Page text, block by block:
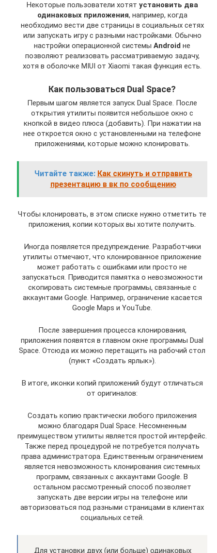
Некоторые пользователи хотят установить два
одинаковых приложения, например, когда
необходимо вести две страницы в социальных сетях
или запускать игру с разными настройками. Обычно
настройки операционной системы Android не
позволяют реализовать рассматриваемую задачу,
хотя в оболочке MIUI от Xiaomi такая функция есть.
Как пользоваться Dual Space?
Первым шагом является запуск Dual Space. После
открытия утилиты появится небольшое окно с
кнопкой в видео плюса (добавить). При нажатии на
нее откроется окно с установленными на телефоне
приложениями, которые можно клонировать.
Читайте также: Как скинуть и отправить
презентацию в вк по сообщению
Чтобы клонировать, в этом списке нужно отметить те
приложения, копии которых вы хотите получить.
Иногда появляется предупреждение. Разработчики
утилиты отмечают, что клонированное приложение
может работать с ошибками или просто не
запускаться. Приводится памятка о невозможности
скопировать системные программы, связанные с
аккаунтами Google. Например, ограничение касается
Google Maps и YouTube.
После завершения процесса клонирования,
приложения появятся в главном окне программы Dual
Space. Отсюда их можно перетащить на рабочий стол
(пункт «Создать ярлык»).
В итоге, иконки копий приложений будут отличаться
от оригиналов:
Создать копию практически любого приложения
можно благодаря Dual Space. Несомненным
преимуществом утилиты является простой интерфейс.
Также перед процедурой не потребуется получать
права администратора. Единственным ограничением
является невозможность клонирования системных
программ, связанных с аккаунтами Google. В
остальном рассмотренный способ позволяет
запускать две версии игры на телефоне или
авторизоваться под разными страницами в клиентах
социальных сетей.
Для установки двух (или больше) одинаковых